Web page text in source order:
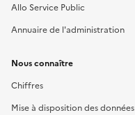
Allo Service Public
Annuaire de l'administration
Nous connaître
Chiffres
Mise à disposition des données